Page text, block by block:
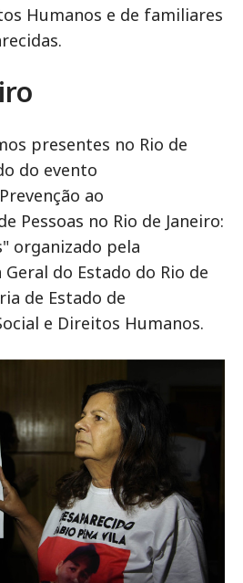
Humanos e de familiares
presentes no Rio de
do evento
ao
Pessoas no Rio de Janeiro:
organizado pela
do Estado do Rio de
de Estado de
e Direitos Humanos.